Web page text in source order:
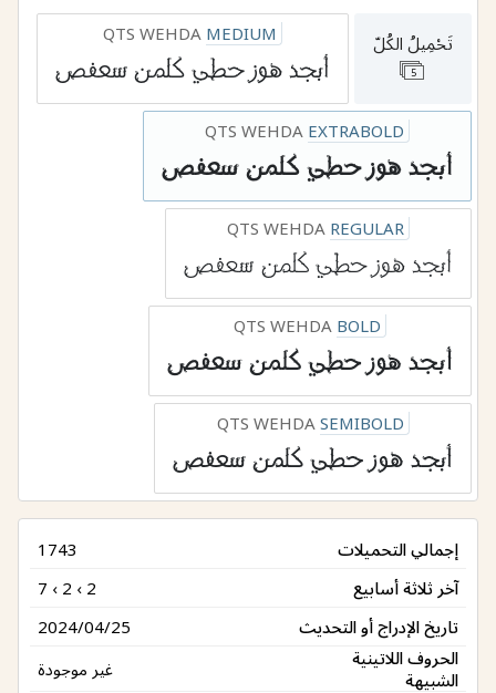
تَحْمِيلُ الكُلّ
5
QTS WEHDA MEDIUM
أبجد هوز حطي كلمن سعفص
QTS WEHDA EXTRABOLD
أبجد هوز حطي كلمن سعفص
QTS WEHDA REGULAR
أبجد هوز حطي كلمن سعفص
QTS WEHDA BOLD
أبجد هوز حطي كلمن سعفص
QTS WEHDA SEMIBOLD
أبجد هوز حطي كلمن سعفص
إجمالي التحميلات
1743
آخر ثلاثة أسابيع
7 ‹ 2 ‹ 2
تاريخ الإدراج أو التحديث
2024/04/25
الحروف اللاتينية
الشبيهة
غير موجودة